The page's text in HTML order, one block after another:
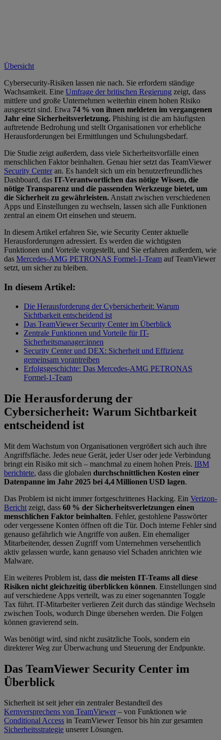
Übersicht
Cybersecurity-Risiken lassen nie nach. Sie erfordern ständige
Wachsamkeit. Eine Umfrage der britischen Regierung zeigt, dass
mittlere und große Unternehmen weiterhin einem hohen Risiko
ausgesetzt sind. Etwa 74 % von ihnen meldeten im vergangenen
Jahr eine Sicherheitsverletzung. Phishing ist die am häufigsten
auftretende Bedrohung und stellt Organisationen vor erhebliche
Herausforderungen bei Ermittlungen und Schulungsbedarf.
Die Studie zeigt außerdem, dass viele Sicherheitsvorfälle einen
menschlichen Faktor beinhalten. Genau hier setzt das TeamViewer
Security Centeran. Es handelt sich um ein benutzerfreundliches
Dashboard, das IT-Verantwortlichen das nötige Wissen, die
nötige Transparenz und die passenden Werkzeuge bietet, um
die Sicherheit zu gewährleisten.Anstatt zwischen verschiedenen
Apps und Einstellungen zu wechseln, lassen sich alle Funktionen
zentral an einem Ort einsehen und steuern.
In diesem Artikel erfahren Sie, wie Security Center aktuelle
Herausforderungen adressiert. Es werden die wichtigsten
Funktionen und Vorteile vorgestellt, und Sie erfahren außerdem, wie
das Mercedes-AMG PETRONAS Formel-1-Team auf TeamViewer
setzt, um sicher zu bleiben.
In diesem Artikel:
Die Herausforderung der Cybersicherheit: Warum
Sichtbarkeit entscheidend ist
Das TeamViewer Security Center im Überblick
Zentrale Funktionen und Vorteile für IT-
Sicherheitsmanager:innen
Security Center und DEX: Sicherheit und Effizienz
gemeinsam vorantreiben
Erfolgsgeschichte: Das Mercedes-AMG PETRONAS
Formel-1-Team
Die Herausforderung der
Cybersicherheit: Warum Sichtbarkeit
entscheidend ist
Mit dem Wachstum von Organisationen vergrößert sich auch ihre
Angriffsfläche. Jedes neue Gerät, jeder User oder jede Verbindung
bringt ein Risiko mit sich – manchmal zu einem hohen Preis. IBM
berichtete, dass die globalen durchschnittlichen Kosten einer
Datenpanne im Jahr 2025 bei 4,4 Millionen USD lagen.
Das Problem ist nicht immer fortgeschrittenes Hacking. Ein Verizon-
Bericht zeigt, dass 60 % der Sicherheitsverletzungen einen
menschlichen Faktor beinhalten. Fehler, gestohlene Passwörter
oder vergessene Konten öffnen oft die Tür. Doch interne Fehler sind
genauso gefährlich wie Angriffe von außen. Ein ehemaliger
Mitarbeitender, dessen Zugriff vom Unternehmen versehentlich
aktiv gelassen wurde, kann genauso viel Schaden anrichten wie
Malware.
Ein weiteres Problem ist, dass die meisten IT-Teams all diese
Risiken nicht gleichzeitig überblicken können. Einstellungen sind
auf verschiedene Apps verteilt, was zu einer sogenannten Toggle
Tax führt. IT-Mitarbeiter verlieren Zeit durch das ständige Wechseln
zwischen Tools, wodurch Dinge übersehen werden. Die Folgen
können gravierend sein.
Was benötigt wird, sind nicht zusätzliche Tools, sondern ein
direkterer Weg zur Überwachung und Steuerung der Endpunkte.
Das TeamViewer Security Center im
Überblick
Sicherheit ist seit jeher ein zentraler Bestandteil des
Kernversprechens von TeamViewer– von Funktionen wie
Conditional Access in TeamViewer Tensor bis hin zur gesamten
Sicherheitsstrategie unserer Lösungen.